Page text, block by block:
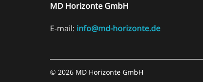
MD Horizonte GmbH
E-mail: info@md-horizonte.de
© 2026 MD Horizonte GmbH